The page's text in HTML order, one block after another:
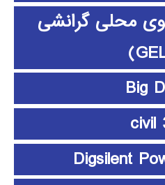
محلی گرانشی
Big
civil
Digsilent